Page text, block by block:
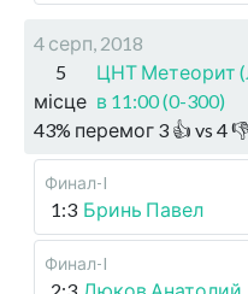
4 серп, 2018
5
місце
ЦНТ Метеорит
в 11:00 (0-300)
43% перемог 3 👍 vs 4👎
Финал-I
1:3 Бринь Павел
Финал-I